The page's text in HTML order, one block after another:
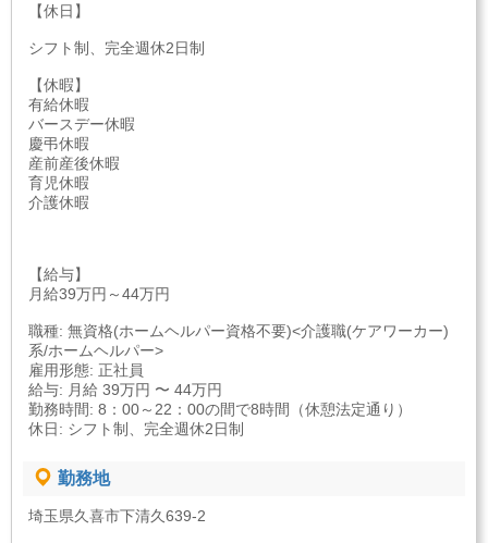
【休日】
シフト制、完全週休2日制
【休暇】
有給休暇
バースデー休暇
慶弔休暇
産前産後休暇
育児休暇
介護休暇
【給与】
月給39万円～44万円
職種: 無資格(ホームヘルパー資格不要)<介護職(ケアワーカー)
系/ホームヘルパー>
雇用形態: 正社員
給与: 月給 39万円 〜 44万円
勤務時間: 8：00～22：00の間で8時間（休憩法定通り）
休日: シフト制、完全週休2日制
勤務地
埼玉県久喜市下清久639-2